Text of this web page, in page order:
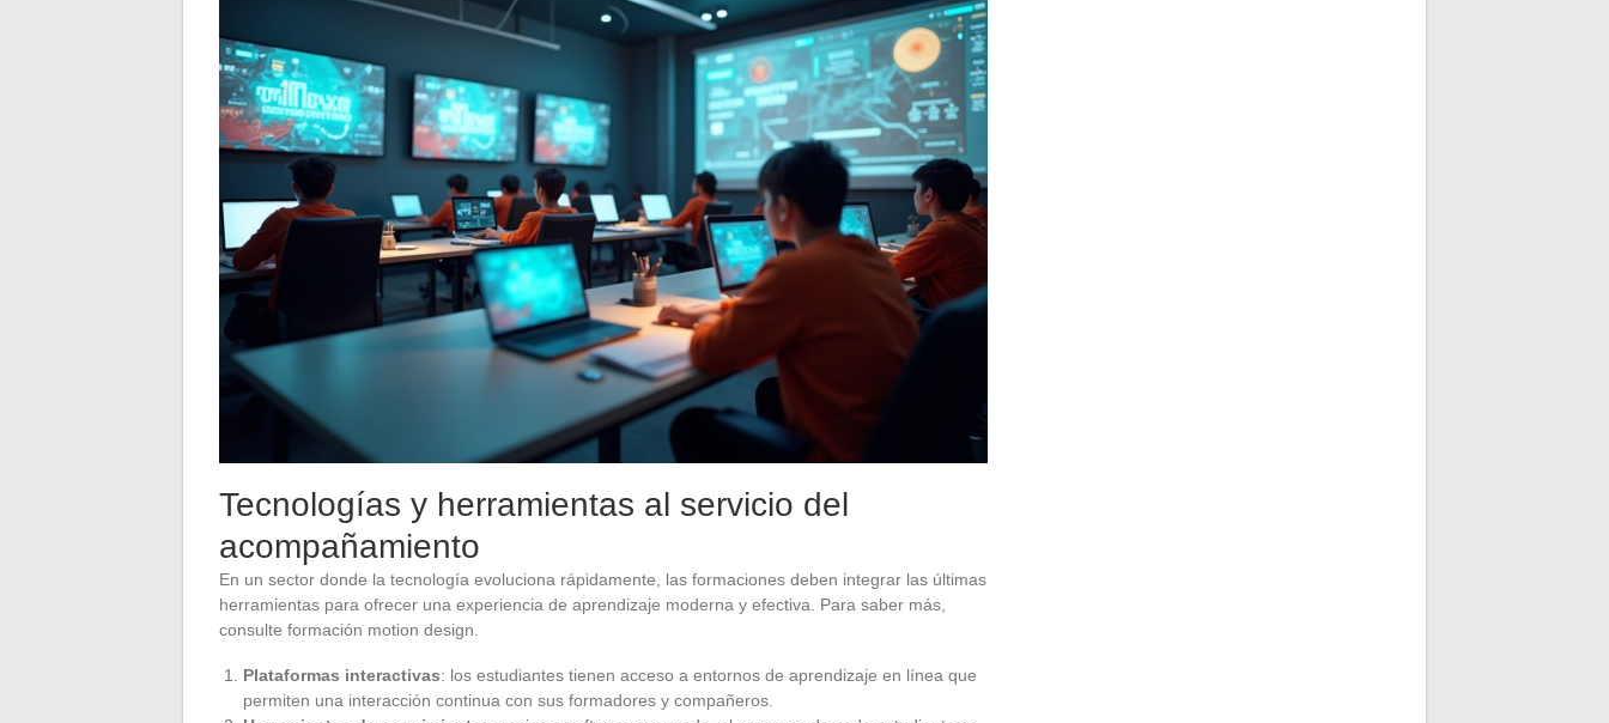
Tecnologías y herramientas al servicio del
acompañamiento
En un sector donde la tecnología evoluciona rápidamente, las formaciones deben integrar las últimas
herramientas para ofrecer una experiencia de aprendizaje moderna y efectiva. Para saber más,
consulte formación motion design.
Plataformas interactivas: los estudiantes tienen acceso a entornos de aprendizaje en línea que
permiten una interacción continua con sus formadores y compañeros.